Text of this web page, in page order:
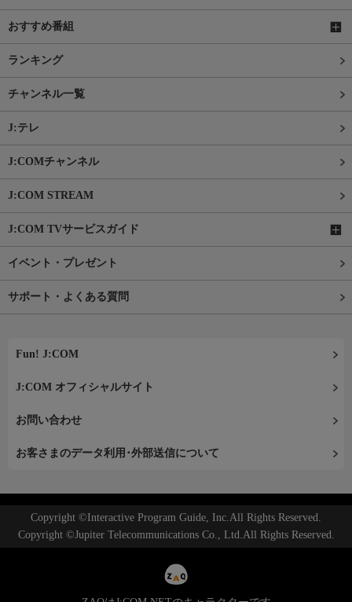
おすすめ番組
ランキング
チャンネル一覧
J:テレ
J:COMチャンネル
J:COM STREAM
J:COM TVサービスガイド
イベント・プレゼント
サポート・よくある質問
Fun! J:COM
J:COM オフィシャルサイト
お問い合わせ
お客さまのデータ利用･外部送信について
Copyright ©Interactive Program Guide, Inc.All Rights Reserved.
Copyright ©Jupiter Telecommunications Co., Ltd.All Rights Reserved.